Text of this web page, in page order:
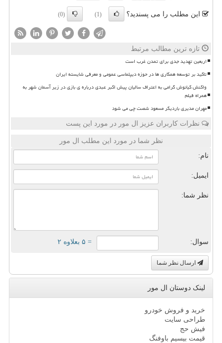
این مطلب را می پسندید؟ (1)
(0)
تازه ترین مطالب مرتبط
اربعین تهدید جدی برای تمدن غرب است
تاکید بر توسعه همکاری ها در حوزه دیپلماسی عمومی و معرفی شایسته ایران
واکنش کیانوش گرامی به اعتراف سالیان پیش اکبر عبدی درباره ی بازی در زیر آسمان شهر به
همراه فیلم
مهران مدیری باردیگر مسعود شصت چی می شود
نظرات کاربران عزیز ال مور در مورد این پست
نظر شما در مورد این مطلب ال مور
نام:
ایمیل:
نظر شما:
سوال: = ۵ بعلاوه ۲
ارسال نظر شما
لینک دوستان ال مور
خرید و فروش خودرو
طراحی سایت
فیش حج
قیمت بیسیم باوفنگ